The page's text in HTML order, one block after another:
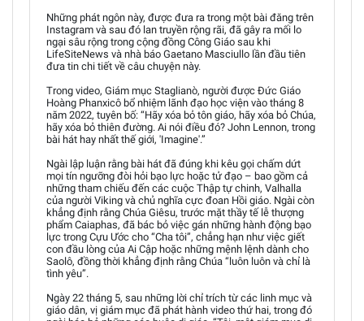
Những phát ngôn này, được đưa ra trong một bài đăng trên
Instagram và sau đó lan truyền rộng rãi, đã gây ra mối lo
ngại sâu rộng trong cộng đồng Công Giáo sau khi
LifeSiteNews và nhà báo Gaetano Masciullo lần đầu tiên
đưa tin chi tiết về câu chuyện này.
Trong video, Giám mục Staglianò, người được Đức Giáo
Hoàng Phanxicô bổ nhiệm lãnh đạo học viện vào tháng 8
năm 2022, tuyên bố: “Hãy xóa bỏ tôn giáo, hãy xóa bỏ Chúa,
hãy xóa bỏ thiên đường. Ai nói điều đó? John Lennon, trong
bài hát hay nhất thế giới, 'Imagine'.”
Ngài lập luận rằng bài hát đã đúng khi kêu gọi chấm dứt
mọi tín ngưỡng đòi hỏi bạo lực hoặc tử đạo – bao gồm cả
những tham chiếu đến các cuộc Thập tự chinh, Valhalla
của người Viking và chủ nghĩa cực đoan Hồi giáo. Ngài còn
khẳng định rằng Chúa Giêsu, trước mặt thầy tế lễ thượng
phẩm Caiaphas, đã bác bỏ việc gán những hành động bạo
lực trong Cựu Ước cho “Cha tôi”, chẳng hạn như việc giết
con đầu lòng của Ai Cập hoặc những mệnh lệnh dành cho
Saolô, đồng thời khẳng định rằng Chúa “luôn luôn và chỉ là
tình yêu”.
Ngày 22 tháng 5, sau những lời chỉ trích từ các linh mục và
giáo dân, vị giám mục đã phát hành video thứ hai, trong đó